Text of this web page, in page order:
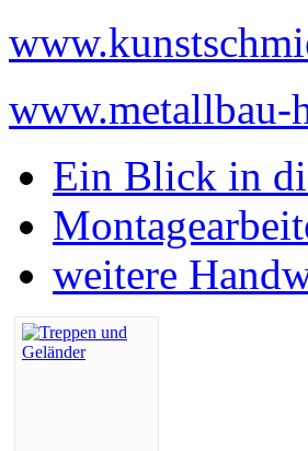
www.metallbau-
Ein Blick in
weitere